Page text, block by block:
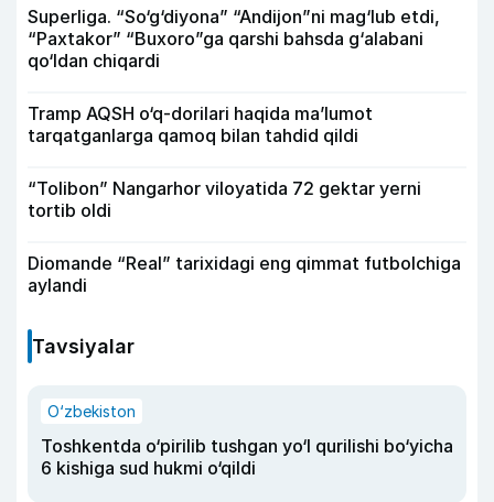
Superliga. “So‘g‘diyona” “Andijon”ni mag‘lub etdi,
“Paxtakor” “Buxoro”ga qarshi bahsda g‘alabani
qo‘ldan chiqardi
Tramp AQSH o‘q-dorilari haqida ma’lumot
tarqatganlarga qamoq bilan tahdid qildi
“Tolibon” Nangarhor viloyatida 72 gektar yerni
tortib oldi
Diomande “Real” tarixidagi eng qimmat futbolchiga
aylandi
Tavsiyalar
O‘zbekiston
Toshkentda o‘pirilib tushgan yo‘l qurilishi bo‘yicha
6 kishiga sud hukmi o‘qildi